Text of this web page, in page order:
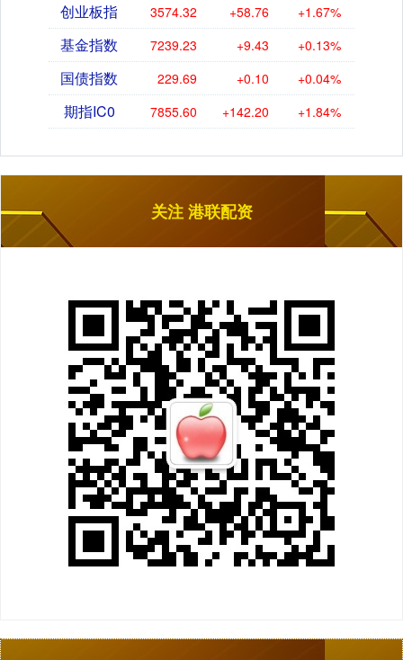
创业板指 3574.32 +58.76 +1.67%
基金指数 7239.23 +9.43 +0.13%
国债指数 229.69 +0.10 +0.04%
期指IC0 7855.60 +142.20 +1.84%
关注 港联配资